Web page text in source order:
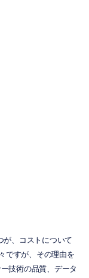
が、コストについて
ですが、その理由を
技術の品質、データ